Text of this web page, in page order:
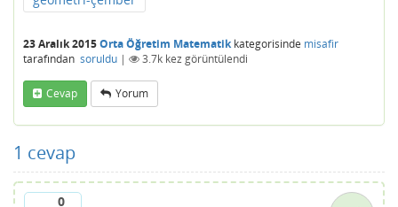
23 Aralık 2015Orta Öğretim Matematikkategorisinde misafir
tarafından soruldu | 3.7k kez görüntülendi
Cevap Yorum
1 cevap
0